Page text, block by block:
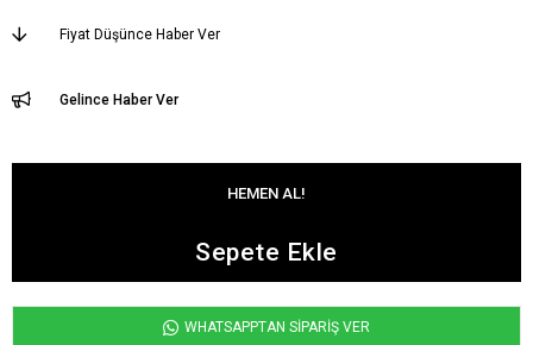
Fiyat Düşünce Haber Ver
Gelince Haber Ver
WHATSAPPTAN SİPARİŞ VER